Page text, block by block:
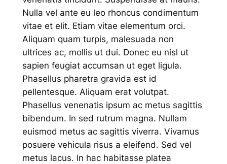
Nulla vel ante eu leo rhoncus condimentum
vitae et elit. Etiam vitae elementum orci.
Aliquam quam turpis, malesuada non
ultrices ac, mollis ut dui. Donec eu nisl ut
sapien feugiat accumsan ut eget ligula.
Phasellus pharetra gravida est id
pellentesque. Aliquam erat volutpat.
Phasellus venenatis ipsum ac metus sagittis
bibendum. In sed rutrum magna. Nullam
euismod metus ac sagittis viverra. Vivamus
posuere vehicula risus a eleifend. Sed vel
metus lacus. In hac habitasse platea